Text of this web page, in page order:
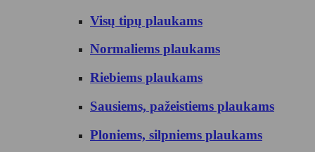
Visų tipų plaukams
Normaliems plaukams
Riebiems plaukams
Sausiems, pažeistiems plaukams
Ploniems, silpniems plaukams